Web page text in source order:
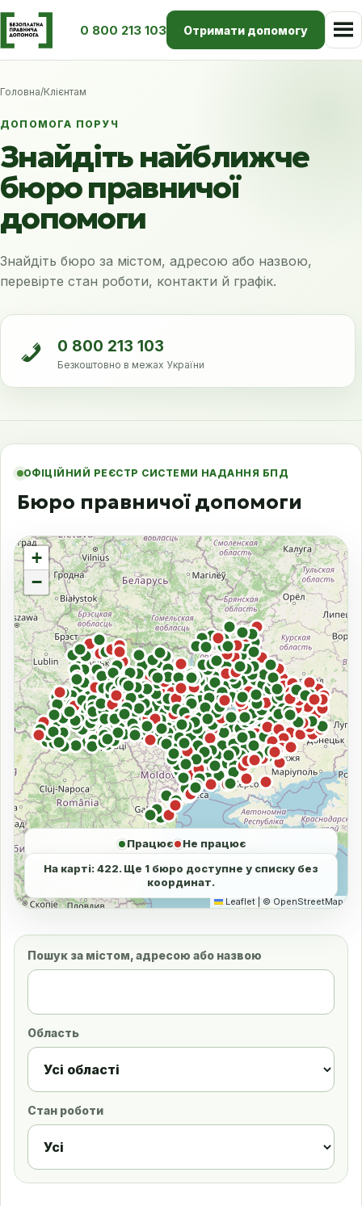
0 800 213 103 Отримати допомогу
Головна/Клієнтам
ДОПОМОГА ПОРУЧ
Знайдіть найближче
бюро правничої
допомоги
Знайдіть бюро за містом, адресою або назвою,
перевірте стан роботи, контакти й графік.
0 800 213 103
Безкоштовно в межах України
ОФІЦІЙНИЙ РЕЄСТР СИСТЕМИ НАДАННЯ БПД
Бюро правничої допомоги
+
−
Leaflet © OpenStreetMap
Працює
Не працює
На карті: 422. Ще 1 бюро доступне у списку без
координат.
Пошук за містом, адресою або назвою
Область
Стан роботи